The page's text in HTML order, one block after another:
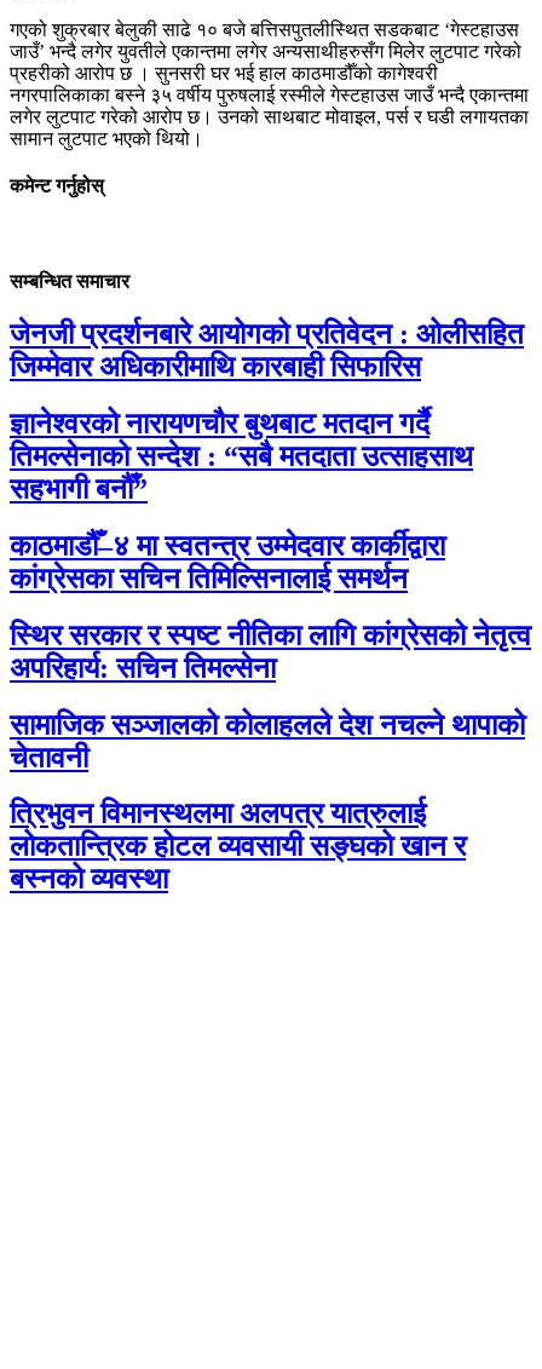
गएको शुक्रबार बेलुकी साढे १० बजे बत्तिसपुतलीस्थित सडकबाट ‘गेस्टहाउस
जाउँ’ भन्दै लगेर युवतीले एकान्तमा लगेर अन्यसाथीहरुसँग मिलेर लुटपाट गरेको
प्रहरीको आरोप छ । सुनसरी घर भई हाल काठमाडौँको कागेश्वरी
नगरपालिकाका बस्ने ३५ वर्षीय पुरुषलाई रस्मीले गेस्टहाउस जाउँ भन्दै एकान्तमा
लगेर लुटपाट गरेको आरोप छ। उनको साथबाट मोवाइल, पर्स र घडी लगायतका
सामान लुटपाट भएको थियो।
कमेन्ट गर्नुहोस्
सम्बन्धित समाचार
जेनजी प्रदर्शनबारे आयोगको प्रतिवेदन : ओलीसहित
जिम्मेवार अधिकारीमाथि कारबाही सिफारिस
ज्ञानेश्वरको नारायणचौर बुथबाट मतदान गर्दै
तिमल्सेनाको सन्देश : “सबै मतदाता उत्साहसाथ
सहभागी बनौँ”
काठमाडौँ–४ मा स्वतन्त्र उम्मेदवार कार्कीद्वारा
कांग्रेसका सचिन तिमिल्सिनालाई समर्थन
स्थिर सरकार र स्पष्ट नीतिका लागि कांग्रेसको नेतृत्व
अपरिहार्य: सचिन तिमल्सेना
सामाजिक सञ्जालको कोलाहलले देश नचल्ने थापाको
चेतावनी
त्रिभुवन विमानस्थलमा अलपत्र यात्रुलाई
लोकतान्त्रिक होटल व्यवसायी सङ्घको खान र
बस्नको व्यवस्था